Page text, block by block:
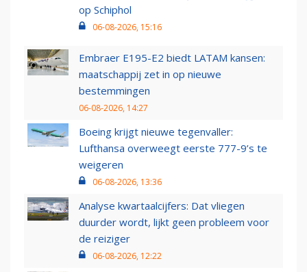
op Schiphol
06-08-2026, 15:16
Embraer E195-E2 biedt LATAM kansen:
maatschappij zet in op nieuwe
bestemmingen
06-08-2026, 14:27
Boeing krijgt nieuwe tegenvaller:
Lufthansa overweegt eerste 777-9’s te
weigeren
06-08-2026, 13:36
Analyse kwartaalcijfers: Dat vliegen
duurder wordt, lijkt geen probleem voor
de reiziger
06-08-2026, 12:22